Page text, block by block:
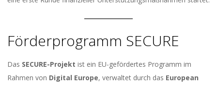
Förderprogramm SECURE
Das SECURE-Projekt ist ein EU-gefördertes Programm im
Rahmen von Digital Europe, verwaltet durch das European